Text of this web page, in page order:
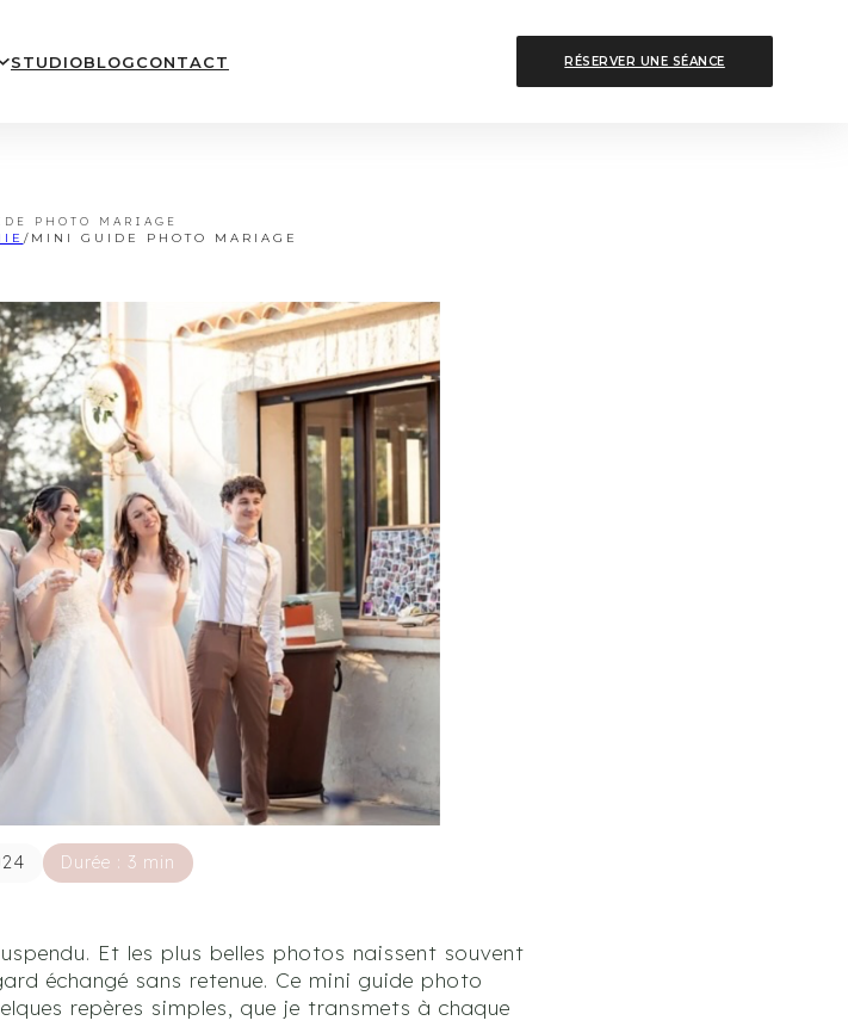
STUDIOBLOGCONTACT RÉSERVER UNE SÉANCE
PHOTO MARIAGE
/ MINI GUIDE PHOTO MARIAGE
Durée : 3 min
Et les plus belles photos naissent souvent
échangé sans retenue. Ce mini guide photo
repères simples, que je transmets à chaque